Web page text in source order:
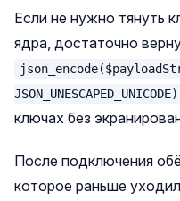
Если не нужно тянуть
ядра, достаточно
JSON_UNESCAPED_UNICODE)
ключах без
После подключения
которое раньше